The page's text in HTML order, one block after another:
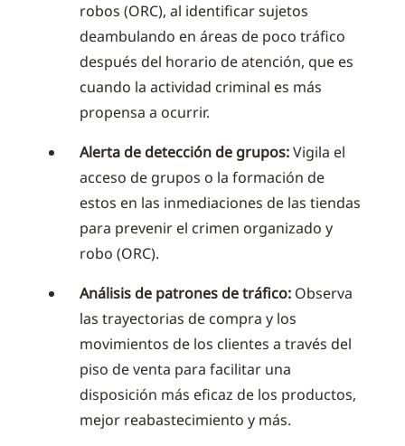
robos (ORC), al identificar sujetos
deambulando en áreas de poco tráfico
después del horario de atención, que es
cuando la actividad criminal es más
propensa a ocurrir.
Alerta de detección de grupos:Vigila el
acceso de grupos o la formación de
estos en las inmediaciones de las tiendas
para prevenir el crimen organizado y
robo (ORC).
Análisis de patrones de tráfico: Observa
las trayectorias de compra y los
movimientos de los clientes a través del
piso de venta para facilitar una
disposición más eficaz de los productos,
mejor reabastecimiento y más.